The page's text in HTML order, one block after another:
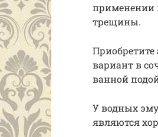
применении
трещины.
вариант в
ванной
У водных
являются